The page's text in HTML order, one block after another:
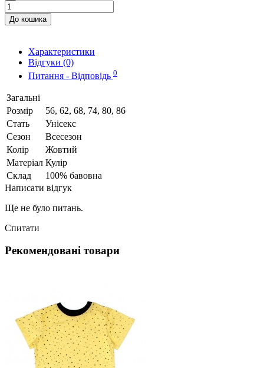
До кошика
Характеристики
Відгуки (0)
Питання - Відповідь 0
Загальні
Розмір
56, 62, 68, 74, 80, 86
Стать
Унісекс
Сезон
Всесезон
Колір
Жовтий
Матеріал Кулір
Склад
100% бавовна
Написати відгук
Ще не було питань.
Спитати
Рекомендовані товари